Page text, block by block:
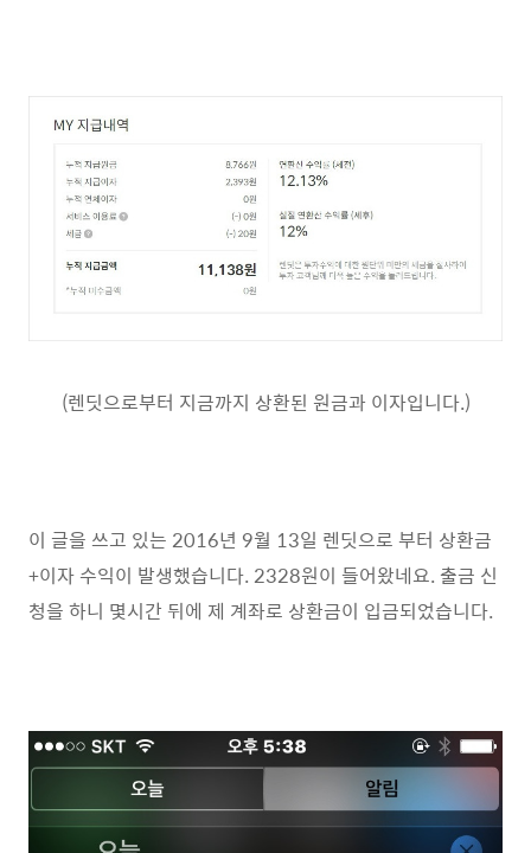
(렌딧으로부터 지금까지 상환된 원금과 이자입니다.)
이 글을 쓰고 있는 2016년 9월 13일 렌딧으로 부터 상환금
+이자 수익이 발생했습니다. 2328원이 들어왔네요. 출금 신
청을 하니 몇시간 뒤에 제 계좌로 상환금이 입금되었습니다.